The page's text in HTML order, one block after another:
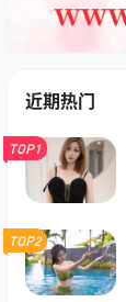
近期热门
TOP1
TOP2